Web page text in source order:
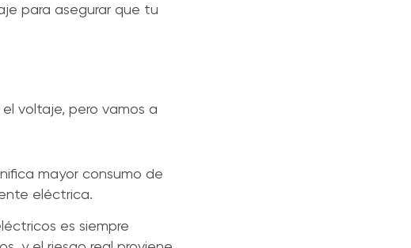
para asegurar que tu
voltaje, pero vamos a
mayor consumo de
eléctrica.
es siempre